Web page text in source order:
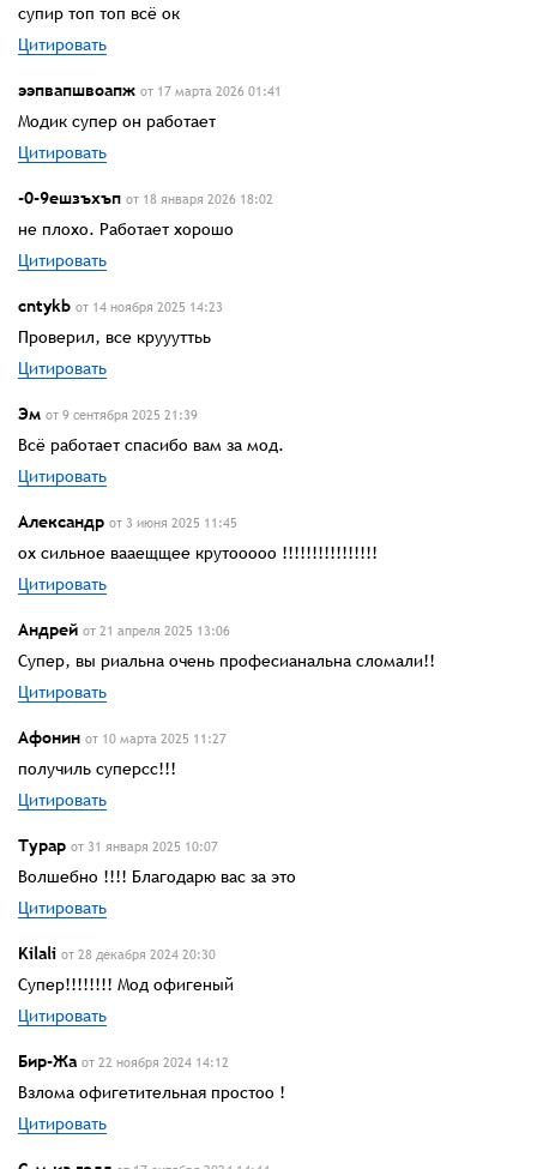
супир топ топ всё ок
Цитировать
ээпвапшвоапж от 17 марта 2026 01:41
Модик супер он работает
Цитировать
-0-9ешзъхъп от 18 января 2026 18:02
не плохо. Работает хорошо
Цитировать
cntykb от 14 ноября 2025 14:23
Проверил, все круууттьь
Цитировать
Эм от 9 сентября 2025 21:39
Всё работает спасибо вам за мод.
Цитировать
Александр от 3 июня 2025 11:45
ох сильное вааещщее крутооооо !!!!!!!!!!!!!!!!
Цитировать
Андрей от 21 апреля 2025 13:06
Супер, вы риальна очень професианальна сломали!!
Цитировать
Афонин от 10 марта 2025 11:27
получиль суперсс!!!
Цитировать
Турар от 31 января 2025 10:07
Волшебно !!!! Благодарю вас за это
Цитировать
Kilali от 28 декабря 2024 20:30
Супер!!!!!!!! Мод офигеный
Цитировать
Бир-Жа от 22 ноября 2024 14:12
Взлома офигетительная простоо !
Цитировать